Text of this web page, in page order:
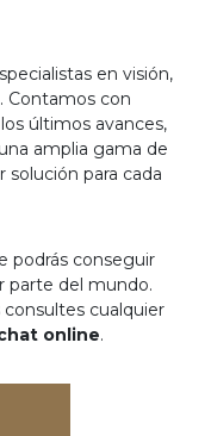
en visión,
Contamos con
últimos avances,
amplia gama de
solución para cada
podrás conseguir
parte del mundo.
cualquier
online.